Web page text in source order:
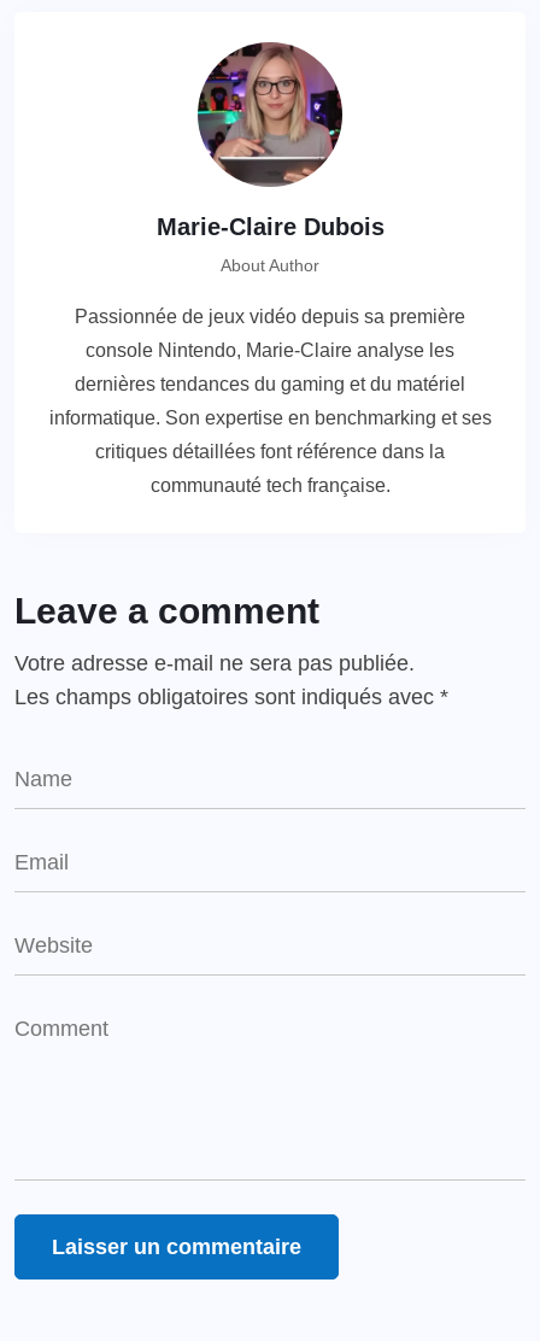
Marie-Claire Dubois
About Author
Passionnée de jeux vidéo depuis sa première
console Nintendo, Marie-Claire analyse les
dernières tendances du gaming et du matériel
informatique. Son expertise en benchmarking et ses
critiques détaillées font référence dans la
communauté tech française.
Leave a comment
Votre adresse e-mail ne sera pas publiée.
Les champs obligatoires sont indiqués avec *